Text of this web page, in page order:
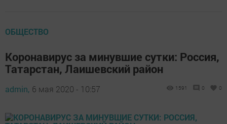
ОБЩЕСТВО
Коронавирус за минувшие сутки: Россия,
Татарстан, Лаишевский район
admin, 6 мая 2020 - 10:57 1591 0 0